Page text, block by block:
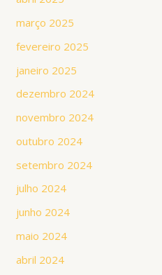
março 2025
fevereiro 2025
janeiro 2025
dezembro 2024
novembro 2024
outubro 2024
setembro 2024
julho 2024
junho 2024
maio 2024
abril 2024